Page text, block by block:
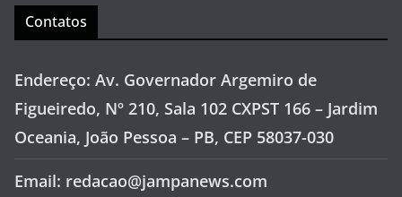
Contatos
Endereço: Av. Governador Argemiro de
Figueiredo, Nº 210, Sala 102 CXPST 166 – Jardim
Oceania, João Pessoa – PB, CEP 58037-030
Email: redacao@jampanews.com